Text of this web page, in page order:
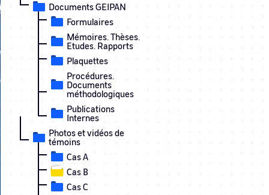
Documents GEIPAN
Formulaires
Mémoires. Thèses.
Etudes. Rapports
Plaquettes
Procédures.
Documents
méthodologiques
Publications
Internes
Photos et vidéos de
témoins
Cas A
Cas B
Cas C